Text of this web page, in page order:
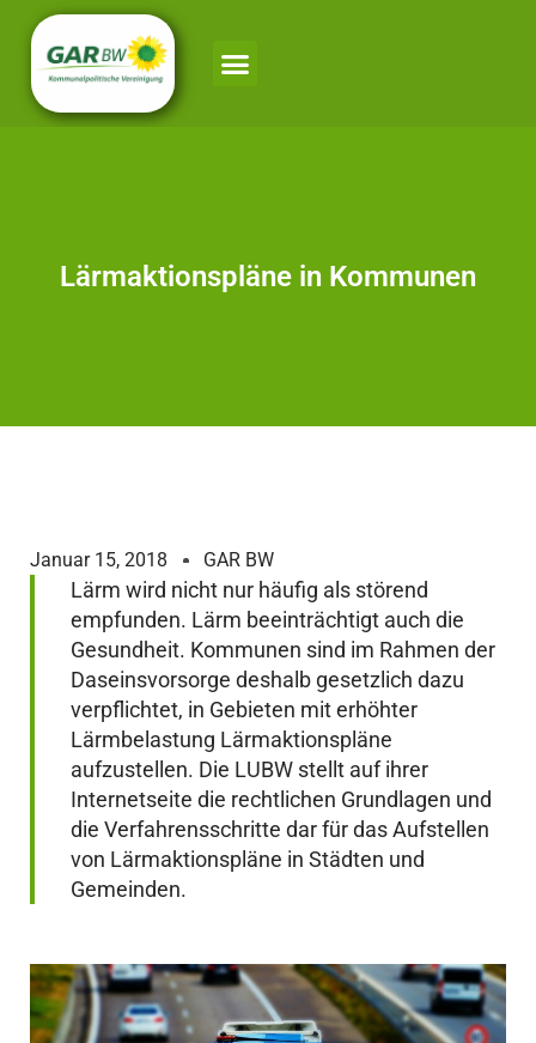
Lärmaktionspläne in Kommunen
Januar 15, 2018 GAR BW
Lärm wird nicht nur häufig als störend
empfunden. Lärm beeinträchtigt auch die
Gesundheit. Kommunen sind im Rahmen der
Daseinsvorsorge deshalb gesetzlich dazu
verpflichtet, in Gebieten mit erhöhter
Lärmbelastung Lärmaktionspläne
aufzustellen. Die LUBW stellt auf ihrer
Internetseite die rechtlichen Grundlagen und
die Verfahrensschritte dar für das Aufstellen
von Lärmaktionspläne in Städten und
Gemeinden.